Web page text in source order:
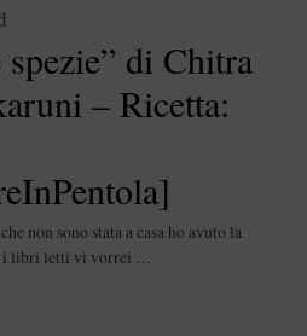
di Chitra
– Ricetta:
non sono stata a casa ho avuto la
i libri letti vi vorrei …